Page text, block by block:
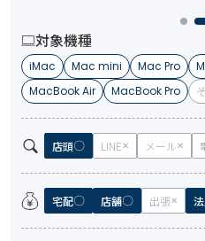
対象機種
iMac Mac mini Mac Pro
MacBook Air
MacBook Pro
店頭 LINE メール
宅配 店舗 出張